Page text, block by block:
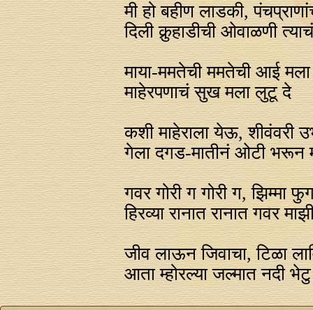
मी हो बहीण लाडकी,
दिली कुर्‍हाडीची ओवाळणी
माया-ममतेची ममतेची आई
माहेरपणाचं सुख मला लुटू दे
कशी माहेराला येऊ, शीवंवरी
गेला दगड-मातीनं ओटी भरून
गवर गोरी ग गोरी ग, झिम्मा
हिरव्या रानात रानात गवर
जीव लाऊन जिवाचा, टिळा
आता म्होरल्या जल्मात नदी